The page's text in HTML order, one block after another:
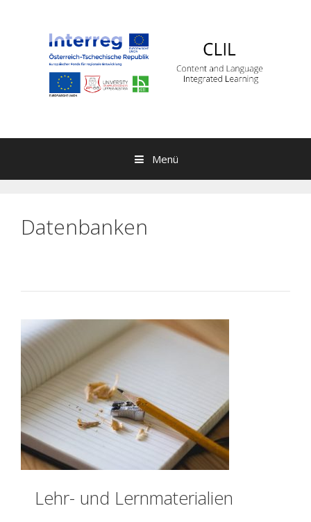
Menü
Datenbanken
Lehr- und Lernmaterialien